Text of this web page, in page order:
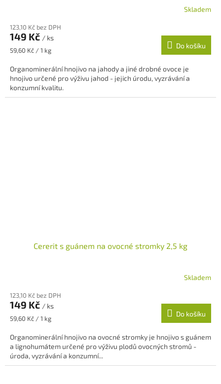
Skladem
123,10 Kč bez DPH
149 Kč / ks
Měrná
59,60 Kč / 1 kg
Do košíku
Organominerální hnojivo na jahody a jiné drobné ovoce je
hnojivo určené pro výživu jahod - jejich úrodu, vyzrávání a
konzumní kvalitu.
Cererit s guánem na ovocné stromky 2,5 kg
Skladem
123,10 Kč bez DPH
149 Kč / ks
Měrná
59,60 Kč / 1 kg
Do košíku
Organominerální hnojivo na ovocné stromky je hnojivo s guánem
a lignohumátem určené pro výživu plodů ovocných stromů -
úroda, vyzrávání a konzumní...